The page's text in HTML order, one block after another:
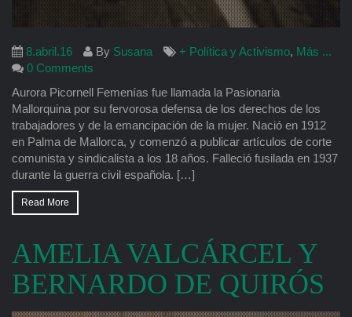
8.abril.16 By Susana + Política y Activismo, Más ...
0 Comments
Aurora Picornell Femenías fue llamada la Pasionaria
Mallorquina por su fervorosa defensa de los derechos de los
trabajadores y de la emancipación de la mujer. Nació en 1912
en Palma de Mallorca, y comenzó a publicar artículos de corte
comunista y sindicalista a los 18 años. Falleció fusilada en 1937
durante la guerra civil española. […]
Read More
AMELIA VALCÁRCEL Y
BERNARDO DE QUIRÓS